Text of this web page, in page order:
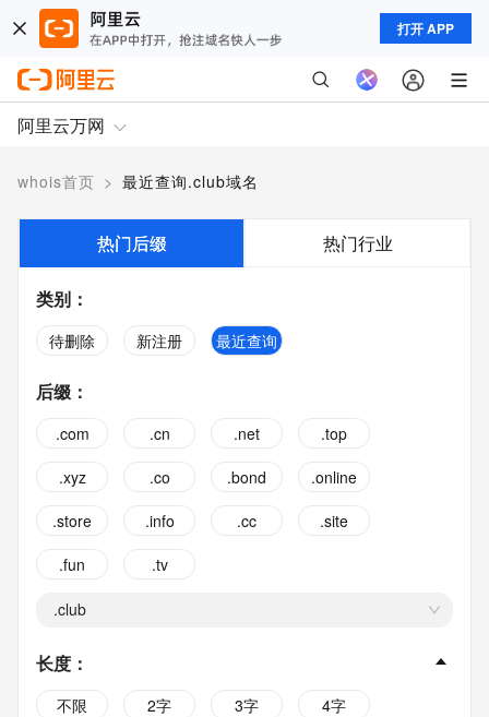
打开 APP
阿里云万网
whois首页 > 最近查询.club域名
热门后缀 热门行业
类别 ：
待删除 新注册 最近查询
后缀 ：
.com .cn .net
.top
.xyz
.co .bond
.online
.store
.info .cc
.site
.fun
.tv
.club
长度 ：
不限 2字 3字
4字